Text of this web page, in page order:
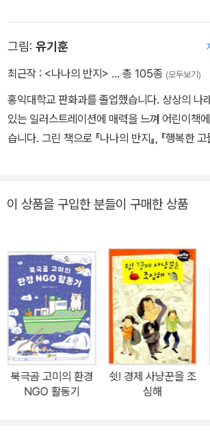
으로는 《경복궁 마루 밑》《사랑하는 우리 삼촌
인가?》《종소리가 에밀레 에밀레》《슬픈 미루나
t/sswwss
그림: 유기훈
최근작 : <나나의 반지> … 총 105종 (모두보기)
홍익대학교 판화과를 졸업했습니다. 상상의 나
있는 일러스트레이션에 매력을 느껴 어린이책
습니다. 그린 책으로 『나나의 반지』, 『행복한 고
상하라』 등이 있습니다.
이 상품을 구입한 분들이 구매한 상품
북극곰 고미의 환경
NGO 활동기
쉿! 경제 사냥꾼을 조
심해